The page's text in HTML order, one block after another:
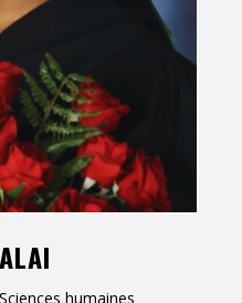
humaines
principal
vous êtes